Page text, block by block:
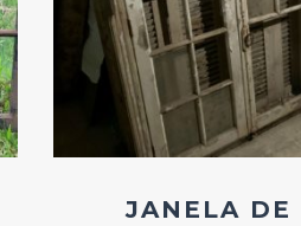
Add
ao
Favoritos
JANELA DE